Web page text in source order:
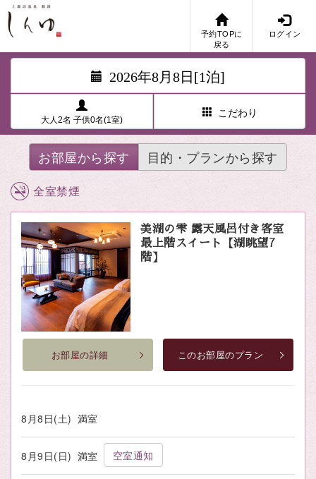
予約TOPに
戻る
ログイン
2026年8月8日[1泊]
大人2名 子供0名(1室)
こだわり
お部屋から探す 目的・プランから探す
全室禁煙
美湖の雫 露天風呂付き客室
最上階スイート【湖眺望7
階】
お部屋の詳細 このお部屋のプラン
8月8日(土) 満室
8月9日(日) 満室 空室通知